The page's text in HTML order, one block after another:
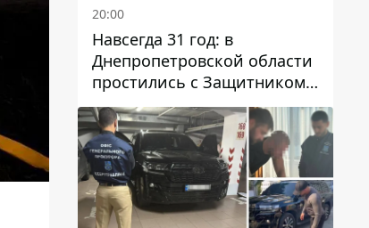
20:00
Навсегда 31 год: в
Днепропетровской области
простились с Защитником
Александром Репиным